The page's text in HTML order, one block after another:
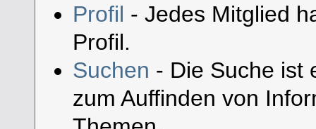
Profil - Jedes Mitglied
Profil.
Suchen - Die Suche ist
zum Auffinden von